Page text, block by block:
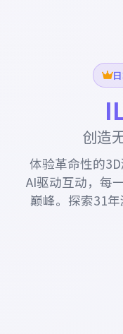
创造
体验革命性的
AI驱动互动，每
巅峰。探索31年